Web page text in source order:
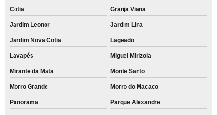
Cotia Granja Viana
Jardim Leonor Jardim Lina
Jardim Nova Cotia Lageado
Lavapés Miguel Mirizola
Mirante da Mata Monte Santo
Morro Grande Morro do Macaco
Panorama Parque Alexandre